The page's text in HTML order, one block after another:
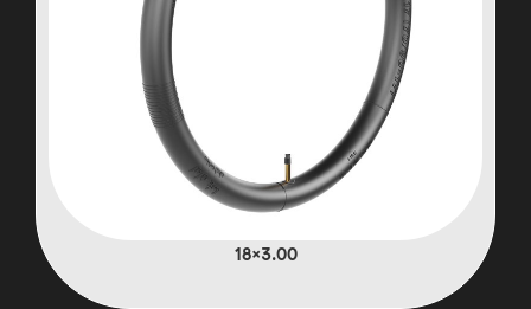
3.00×18